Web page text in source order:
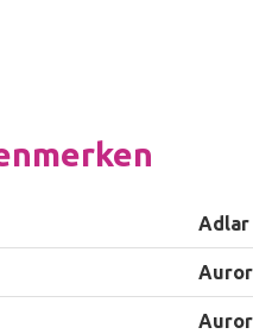
Adlar